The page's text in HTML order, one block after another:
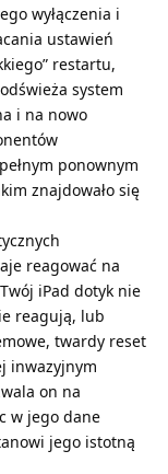
wyłączenia i
ustawień
restartu,
system
i na nowo
ponownym
znajdowało się
reagować na
iPad dotyk nie
reagują, lub
twardy reset
inwazyjnym
on na
w jego dane
jego istotną